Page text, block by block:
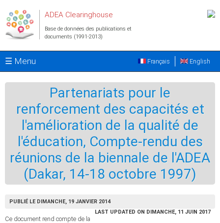
ADEA Clearinghouse
Base de données des publications et
documents (1991-2013)
☰ Menu English
Français
Partenariats pour le
renforcement des capacités et
l'amélioration de la qualité de
l'éducation, Compte-rendu des
réunions de la biennale de l'ADEA
(Dakar, 14-18 octobre 1997)
PUBLIÉ LE DIMANCHE, 19 JANVIER 2014
LAST UPDATED ON DIMANCHE, 11 JUIN 2017
Ce document rend compte de la